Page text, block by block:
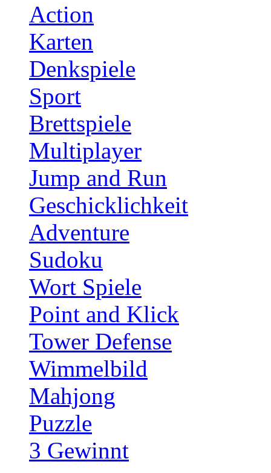
Action
Karten
Denkspiele
Sport
Brettspiele
Multiplayer
Jump and Run
Geschicklichkeit
Adventure
Sudoku
Wort Spiele
Point and Klick
Tower Defense
Wimmelbild
Mahjong
Puzzle
3 Gewinnt